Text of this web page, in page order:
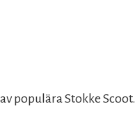
populära Stokke Scoot.